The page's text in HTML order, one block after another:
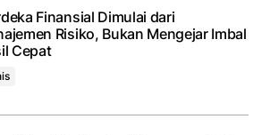
email, and website in this browser
I comment.
Finansial Dimulai dari
Risiko, Bukan Mengejar Imbal
Cepat